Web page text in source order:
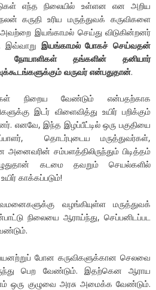
எந்த நிலையில் உள்ளன என அறிய
கருதி உரிய மருத்துவக் கருவிகளை
இயங்காமல் செய்து விடுகின்றனர்
இவ்வாறு இயங்காமல் போகச் செய்வதன்
நோயாளிகள் தங்களின் தனியார்
வருவர் என்பதுதான்.
நிறைய வேண்டும் என்பதற்காக
இடர் விளைவித்து உயிர் பறிக்கும்
எனவே, இந்த இழப்பீட்டில் ஒரு பகுதியை
தொடர்புடைய மருத்துவர்கள்,
சம்பளத்திலிருந்தும் பிடித்தம்
கடமை தவறும் செயல்களில்
காக்கப்படும்!
வழங்கியுள்ள மருத்துவக்
நிலையை ஆராய்ந்து, செப்பனிடப்பட
போன கருவிகளுக்கான செலவை
பெற வேண்டும். இதற்கென ஆராய
ஒரு குழுவை அரசு அமைக்க வேண்டும்.